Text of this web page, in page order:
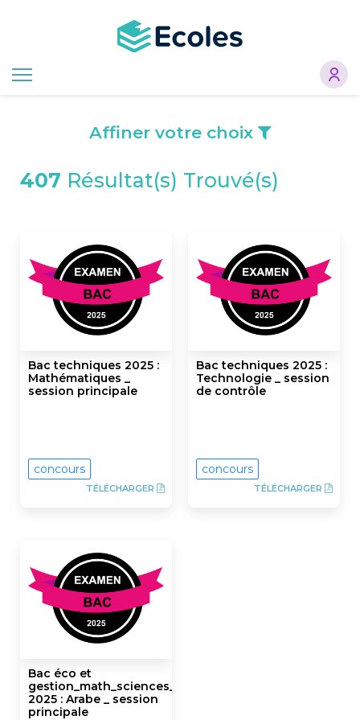
principal
Affiner votre choix
407 Résultat(s) Trouvé(s)
Bac techniques 2025 :
Mathématiques _
session principale
concours
TÉLÉCHARGER
Bac techniques 2025 :
Technologie _ session
de contrôle
concours
TÉLÉCHARGER
Bac éco et
gestion_math_sciences_techniques_informatiques
2025 : Arabe _ session
principale